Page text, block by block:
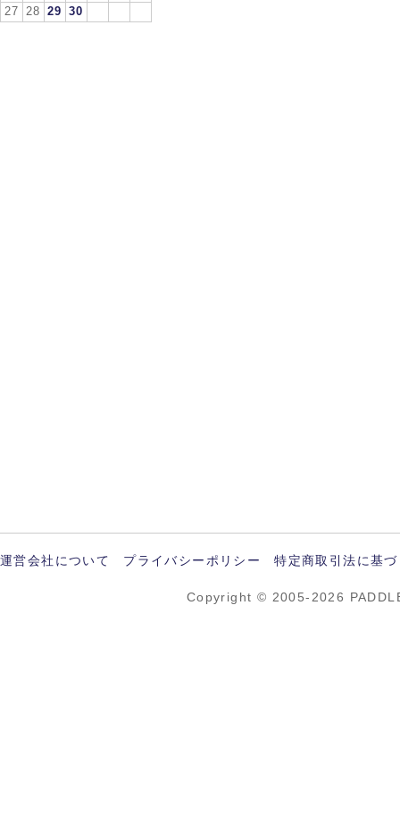
27
28 29 30
運営会社について プライバシーポリシー 特定商取引法に基
Copyright © 2005-2026